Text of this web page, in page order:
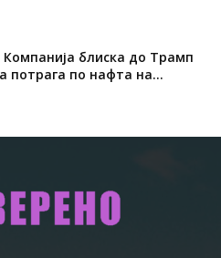
Компанија блиска до Трамп
потрага по нафта на...